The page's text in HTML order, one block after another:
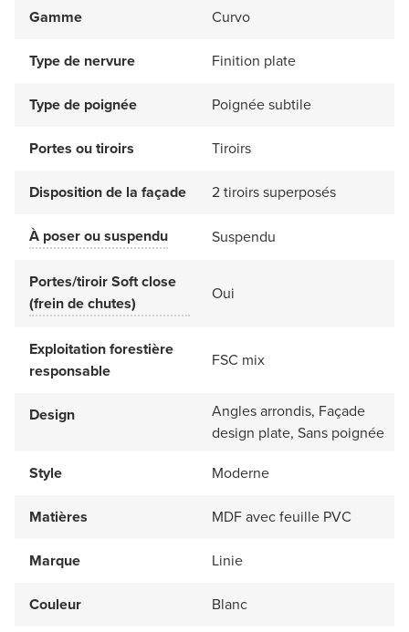
Gamme
Curvo
Type de nervure Finition plate
Type de poignée Poignée subtile
Portes ou tiroirs Tiroirs
Disposition de la façade 2 tiroirs superposés
À poser ou suspendu Suspendu
Portes/tiroir Soft close
(frein de chutes)
Oui
Exploitation forestière
responsable
FSC mix
Design
Angles arrondis, Façade
design plate, Sans poignée
Style
Moderne
Matières MDF avec feuille PVC
Marque Linie
Couleur Blanc